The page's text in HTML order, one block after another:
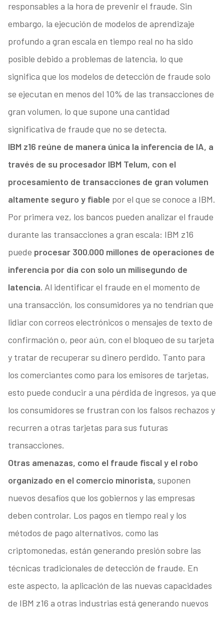
responsables a la hora de prevenir el fraude. Sin
embargo, la ejecución de modelos de aprendizaje
profundo a gran escala en tiempo real no ha sido
posible debido a problemas de latencia, lo que
significa que los modelos de detección de fraude solo
se ejecutan en menos del 10% de las transacciones de
gran volumen, lo que supone una cantidad
significativa de fraude que no se detecta.
IBM z16 reúne de manera única la inferencia de IA, a
través de su procesador IBM Telum, con el
procesamiento de transacciones de gran volumen
altamente seguro y fiable por el que se conoce a IBM.
Por primera vez, los bancos pueden analizar el fraude
durante las transacciones a gran escala: IBM z16
puede procesar 300.000 millones de operaciones de
inferencia por día con solo un milisegundo de
latencia. Al identificar el fraude en el momento de
una transacción, los consumidores ya no tendrían que
lidiar con correos electrónicos o mensajes de texto de
confirmación o, peor aún, con el bloqueo de su tarjeta
y tratar de recuperar su dinero perdido. Tanto para
los comerciantes como para los emisores de tarjetas,
esto puede conducir a una pérdida de ingresos, ya que
los consumidores se frustran con los falsos rechazos y
recurren a otras tarjetas para sus futuras
transacciones.
Otras amenazas, como el fraude fiscal y el robo
organizado en el comercio minorista, suponen
nuevos desafíos que los gobiernos y las empresas
deben controlar. Los pagos en tiempo real y los
métodos de pago alternativos, como las
criptomonedas, están generando presión sobre las
técnicas tradicionales de detección de fraude. En
este aspecto, la aplicación de las nuevas capacidades
de IBM z16 a otras industrias está generando nuevos